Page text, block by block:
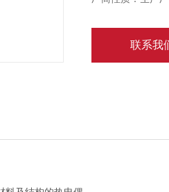
联系我